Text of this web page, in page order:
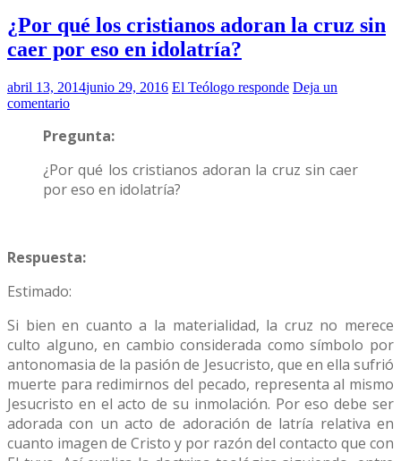
¿Por qué los cristianos adoran la cruz sin
caer por eso en idolatría?
abril 13, 2014junio 29, 2016 El Teólogo responde Deja un
comentario
Pregunta:
¿Por qué los cristianos adoran la cruz sin caer
por eso en idolatría?
Respuesta:
Estimado:
Si bien en cuanto a la materialidad, la cruz no merece
culto alguno, en cambio considerada como símbolo por
antonomasia de la pasión de Jesucristo, que en ella sufrió
muerte para redimirnos del pecado, representa al mismo
Jesucristo en el acto de su inmolación. Por eso debe ser
adorada con un acto de adoración de latría relativa en
cuanto imagen de Cristo y por razón del contacto que con